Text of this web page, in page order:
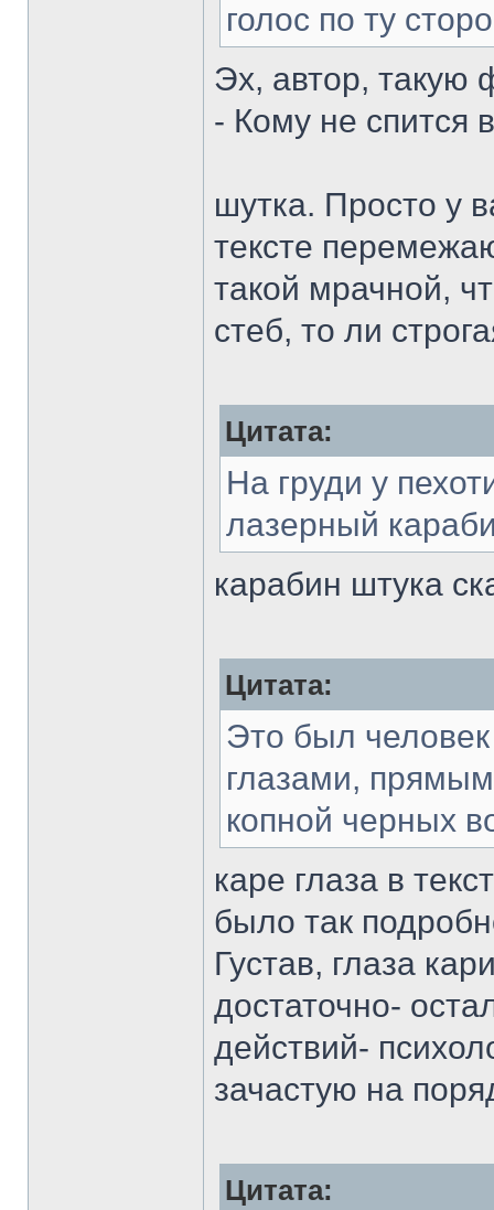
голос по ту
Эх, автор, такую
- Кому не спится
шутка. Просто у
тексте
такой мрачной,
стеб, то ли
Цитата:
На груди у
лазерный
карабин штука
Цитата:
Это был
глазами,
копной черных
каре глаза в
было так
Густав, глаза
достаточно-
действий-
зачастую на
Цитата: